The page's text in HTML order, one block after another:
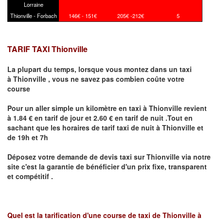
Lorraine
Thionville - Forbach 146€ - 151€ 205€ -212€ 5
TARIF TAXI Thionville
La plupart du temps, lorsque vous montez dans un taxi
à Thionville , vous ne savez pas combien coûte votre
course
Pour un aller simple un kilomètre en taxi à Thionville revient
à 1.84 € en tarif de jour et 2.60 € en tarif de nuit .Tout en
sachant que les horaires de tarif taxi de nuit à Thionville et
de 19h et 7h
Déposez votre demande de devis taxi surThionville via notre
site c'est la garantie de bénéficier d'un prix fixe, transparent
et compétitif .
Quel est la tarification d'une course de taxi de Thionville à